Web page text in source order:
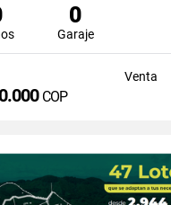
0
Garaje
Venta
COP